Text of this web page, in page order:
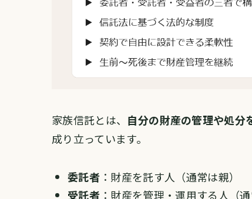
家族信託とは、 自分の財産の管理や処分
成り立っています。
委託者 ：財産を託す人（通常は親）
受託者 ：財産を管理・運用する人（